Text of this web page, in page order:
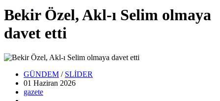
Bekir Özel, Akl-ı Selim olmaya
davet etti
GÜNDEM / SLİDER
01 Haziran 2026
gazete